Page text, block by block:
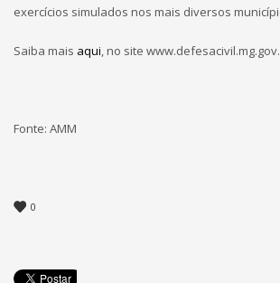
exercícios simulados nos mais diversos
Saiba mais aqui, no site
Fonte: AMM
0